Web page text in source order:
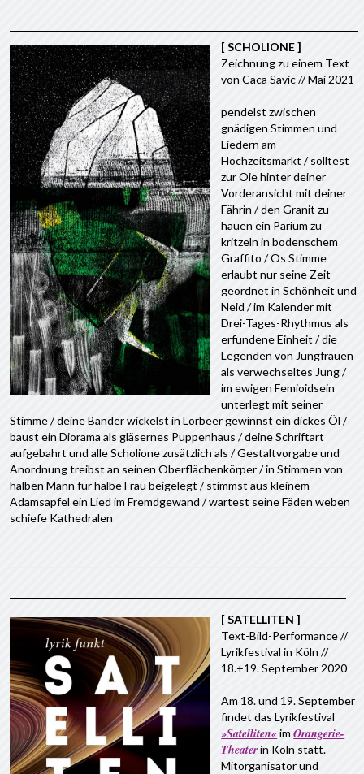
[ SCHOLIONE ]
Zeichnung zu einem Text
von Caca Savic // Mai 2021
pendelst zwischen
gnädigen Stimmen und
Liedern am
Hochzeitsmarkt / solltest
zur Oie hinter deiner
Vorderansicht mit deiner
Fährin / den Granit zu
hauen ein Parium zu
kritzeln in bodenschem
Graffito / Os Stimme
erlaubt nur seine Zeit
geordnet in Schönheit und
Neid / im Kalender mit
Drei-Tages-Rhythmus als
erfundene Einheit / die
Legenden von Jungfrauen
als verwechseltes Jung /
im ewigen Femioidsein
unterlegt mit seiner
Stimme / deine Bänder wickelst in Lorbeer gewinnst ein dickes Öl /
baust ein Diorama als gläsernes Puppenhaus / deine Schriftart
aufgebahrt und alle Scholione zusätzlich als / Gestaltvorgabe und
Anordnung treibst an seinen Oberflächenkörper / in Stimmen von
halben Mann für halbe Frau beigelegt / stimmst aus kleinem
Adamsapfel ein Lied im Fremdgewand / wartest seine Fäden weben
schiefe Kathedralen
[ SATELLITEN ]
Text-Bild-Performance //
Lyrikfestival in Köln //
18.+19. September 2020
Am 18. und 19. September
findet das Lyrikfestival
»Satelliten«imOrangerie-
Theaterin Köln statt.
Mitorganisator und